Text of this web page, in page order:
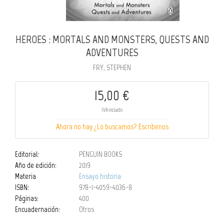
HEROES : MORTALS AND MONSTERS, QUESTS AND
ADVENTURES
FRY, STEPHEN
15,00 €
IVA incluido
Ahora no hay ¿Lo buscamos? Escribenos
Editorial:
PENGUIN BOOKS
Año de edición:
2019
Materia
Ensayo historia
ISBN:
978-1-4059-4036-8
Páginas:
400
Encuadernación:
Otros